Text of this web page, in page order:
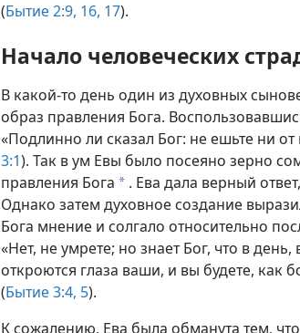
(Бытие 2:9, 16, 17).
Начало человеческих
В какой-то день один из духовных
образ правления Бога.
«Подлинно ли сказал Бог: не ешьте ни от
3:1). Так в ум Евы было посеяно зерно
правления Бога a . Ева дала верный
Однако затем духовное создание
Бога мнение и солгало относительно
«Нет, не умрете; но знает Бог, что в
откроются глаза ваши, и вы будете, как
(Бытие 3:4, 5).
К сожалению, Ева была обманута тем,